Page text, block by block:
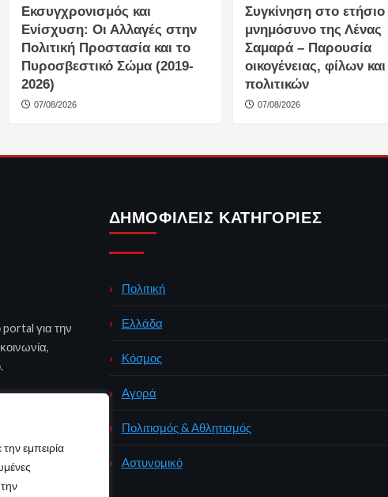
εμπειρία
Εκσυγχρονισμός και
Ενίσχυση: Οι Αλλαγές στην
Πολιτική Προστασία και το
Πυροσβεστικό Σώμα (2019-
2026)
07/08/2026
Συγκίνηση στο ετήσιο
μνημόσυνο της Λένας
Σαμαρά – Παρουσία
οικογένειας, φίλων και
πολιτικών
07/08/2026
portal για την
ΔΗΜΟΦΙΛΕΊΣ ΚΑΤΗΓΟΡΊΕΣ
Πολιτική
Ελλάδα
Κόσμος
Αγορά
Πολιτισμός & Αθλητισμός
Αστυνομικό